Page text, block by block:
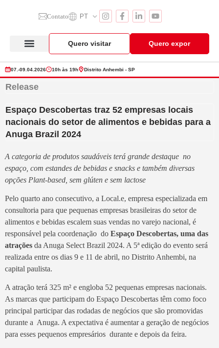
Contato PT
Quero visitar Quero expor
07.-09.04.2026 10h às 19h Distrito Anhembi - SP
Release
Espaço Descobertas traz 52 empresas locais
nacionais do setor de alimentos e bebidas para a
Anuga Brazil 2024
A categoria de produtos saudáveis terá grande destaque no
espaço, com estandes de bebidas e snacks e também diversas
opções Plant-based, sem glúten e sem lactose
Pelo quarto ano consecutivo, a Local.e, empresa especializada em
consultoria para que pequenas empresas brasileiras do setor de
alimentos e bebidas escalem suas vendas no varejo nacional, é
responsável pela coordenação do Espaço Descobertas, uma das
atrações da Anuga Select Brazil 2024. A 5ª edição do evento será
realizada entre os dias 9 e 11 de abril, no Distrito Anhembi, na
capital paulista.
A atração terá 325 m² e engloba 52 pequenas empresas nacionais.
As marcas que participam do Espaço Descobertas têm como foco
principal participar das rodadas de negócios que são promovidas
durante a Anuga. A expectativa é aumentar a geração de negócios
para esses pequenos empresários durante e depois da feira.